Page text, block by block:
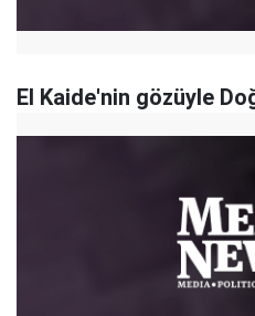
El Kaide'nin gözüyle